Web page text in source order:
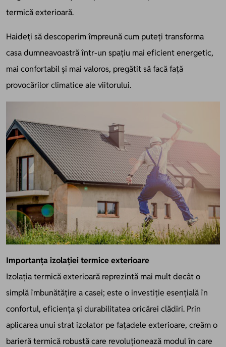
termică exterioară.
Haideți să descoperim împreună cum puteți transforma
casa dumneavoastră într-un spațiu mai eficient energetic,
mai confortabil și mai valoros, pregătit să facă față
provocărilor climatice ale viitorului.
Importanța izolației termice exterioare
Izolația termică exterioară reprezintă mai mult decât o
simplă îmbunătățire a casei; este o investiție esențială în
confortul, eficiența și durabilitatea oricărei clădiri. Prin
aplicarea unui strat izolator pe fațadele exterioare, creăm o
barieră termică robustă care revoluționează modul în care